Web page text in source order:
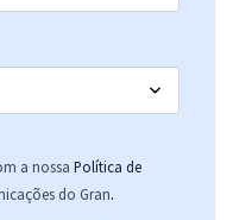
a nossa Política de
do Gran.